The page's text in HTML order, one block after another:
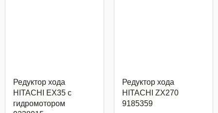
Редуктор хода
HITACHI EX35 с
гидромотором
Редуктор хода
HITACHI ZX270
9185359